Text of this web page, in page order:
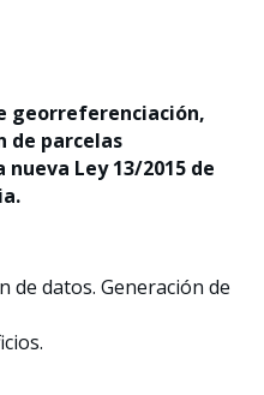
georreferenciación,
de parcelas
Ley 13/2015 de
de datos. Generación de